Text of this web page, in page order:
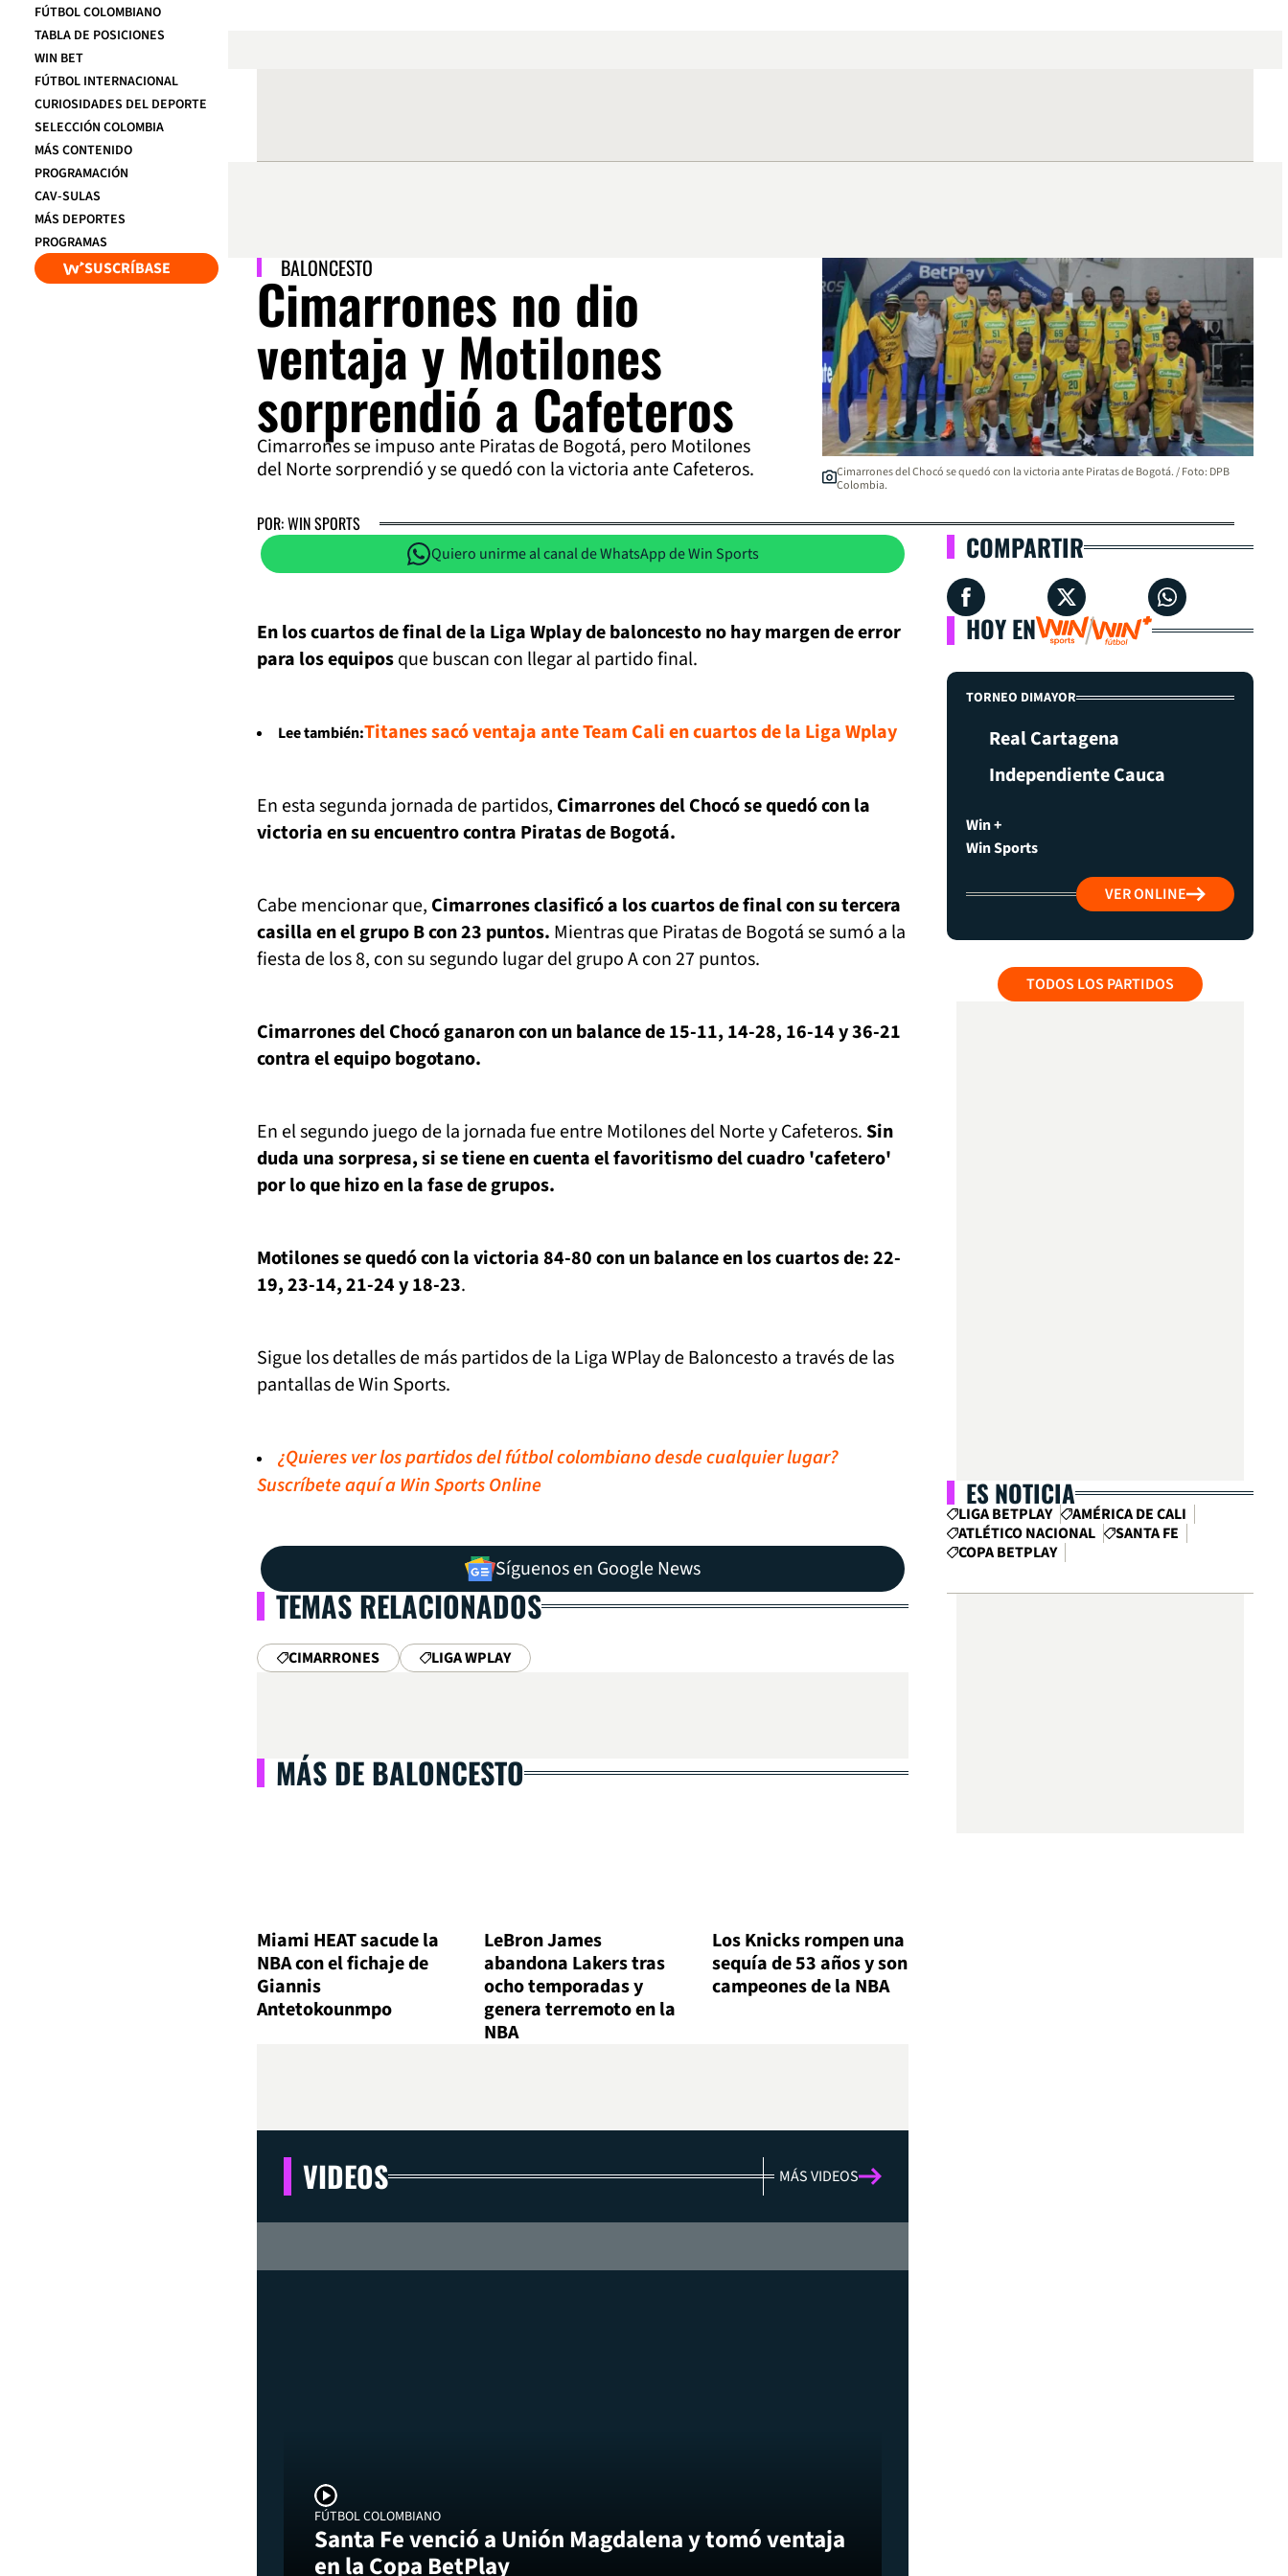
FÚTBOL COLOMBIANO
TABLA DE POSICIONES
WIN BET
FÚTBOL INTERNACIONAL
CURIOSIDADES DEL DEPORTE
SELECCIÓN COLOMBIA
MÁS CONTENIDO
PROGRAMACIÓN
CAV-SULAS
MÁS DEPORTES
PROGRAMAS
SUSCRÍBASE BALONCESTO
Cimarrones no dio
ventaja y Motilones
sorprendió a Cafeteros
Cimarrones se impuso ante Piratas de Bogotá, pero Motilones
del Norte sorprendió y se quedó con la victoria ante Cafeteros.
Cimarrones del Chocó se quedó con la victoria ante Piratas de Bogotá. / Foto: DPB
Colombia.
POR: WIN SPORTS
Quiero unirme al canal de WhatsApp de Win Sports
En los cuartos de final de la Liga Wplay de baloncesto no hay margen de error
para los equiposque buscan con llegar al partido final.
Lee también:Titanes sacó ventaja ante Team Cali en cuartos de la Liga Wplay
En esta segunda jornada de partidos, Cimarrones del Chocó se quedó con la
victoria en su encuentro contra Piratas de Bogotá.
Cabe mencionar que, Cimarrones clasificó a los cuartos de final con su tercera
casilla en el grupo B con 23 puntos. Mientras que Piratas de Bogotá se sumó a la
fiesta de los 8, con su segundo lugar del grupo A con 27 puntos.
Cimarrones del Chocó ganaron con un balance de 15-11, 14-28, 16-14 y 36-21
contra el equipo bogotano.
En el segundo juego de la jornada fue entre Motilones del Norte y Cafeteros. Sin
duda una sorpresa, si se tiene en cuenta el favoritismo del cuadro 'cafetero'
por lo que hizo en la fase de grupos.
Motilones se quedó con la victoria 84-80 con un balance en los cuartos de: 22-
19, 23-14, 21-24 y 18-23.
Sigue los detalles de más partidos de la Liga WPlay de Baloncesto a través de las
pantallas de Win Sports.
¿Quieres ver los partidos del fútbol colombiano desde cualquier lugar?
Suscríbete aquí a Win Sports Online
Síguenos en Google News
TEMAS RELACIONADOS
CIMARRONES LIGA WPLAY
MÁS DE BALONCESTO
Miami HEAT sacude la
NBA con el fichaje de
Giannis
Antetokounmpo
LeBron James
abandona Lakers tras
ocho temporadas y
genera terremoto en la
NBA
Los Knicks rompen una
sequía de 53 años y son
campeones de la NBA
VIDEOS MÁS VIDEOS
FÚTBOL COLOMBIANO
Santa Fe venció a Unión Magdalena y tomó ventaja
en la Copa BetPlay
COMPARTIR
HOY EN
TORNEO DIMAYOR
Real Cartagena
Independiente Cauca
Win +
Win Sports
VER ONLINE
TODOS LOS PARTIDOS
ES NOTICIA
LIGA BETPLAY
AMÉRICA DE CALI
ATLÉTICO NACIONAL
SANTA FE
COPA BETPLAY